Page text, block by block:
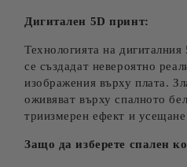
Дигитален 5D принт:
Технологията на
се създадат невероятно
изображения върху плата.
оживяват върху спалното
триизмерен ефект и усещане
Защо да изберете спален